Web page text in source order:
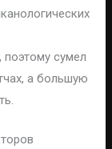
сумел
а большую